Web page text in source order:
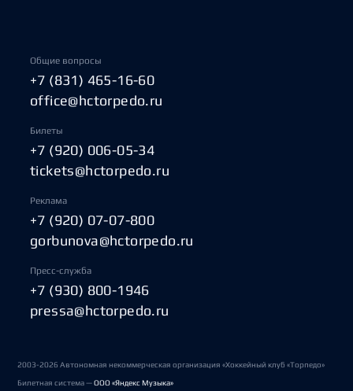
Общие вопросы
+7 (831) 465-16-60
office@hctorpedo.ru
Билеты
+7 (920) 006-05-34
tickets@hctorpedo.ru
Реклама
+7 (920) 07-07-800
gorbunova@hctorpedo.ru
Пресс-служба
+7 (930) 800-1946
pressa@hctorpedo.ru
2003-2026 Автономная некоммерческая организация «Хоккейный клуб «Торпедо»
Билетная система —ООО «Яндекс Музыка»